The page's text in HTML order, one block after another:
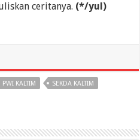
ceritanya. (*/yul)
PWI KALTIM
SEKDA KALTIM